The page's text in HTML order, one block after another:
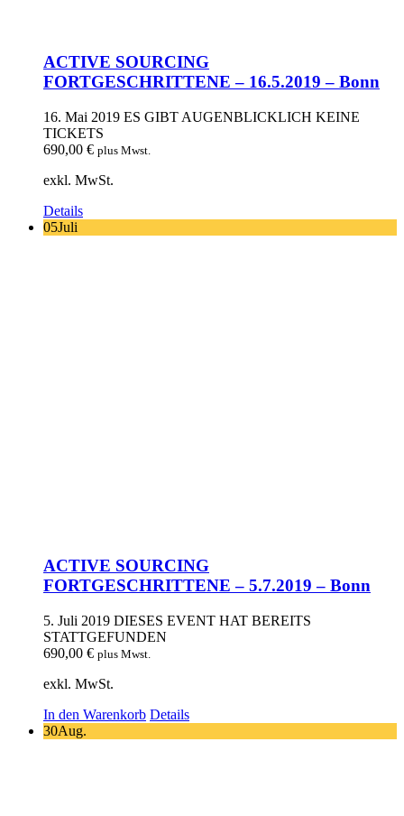
ACTIVE SOURCING
FORTGESCHRITTENE – 16.5.2019 – Bonn
16. Mai 2019 ES GIBT AUGENBLICKLICH KEINE
TICKETS
690,00 € plus Mwst.
exkl. MwSt.
Details
05Juli
ACTIVE SOURCING
FORTGESCHRITTENE – 5.7.2019 – Bonn
5. Juli 2019 DIESES EVENT HAT BEREITS
STATTGEFUNDEN
690,00 € plus Mwst.
exkl. MwSt.
In den Warenkorb Details
30Aug.